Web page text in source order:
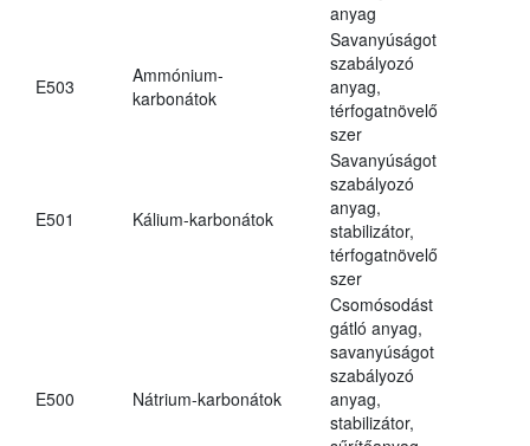
anyag
E503
Ammónium-
karbonátok
Savanyúságot
szabályozó
anyag,
térfogatnövelő
szer
E501 Kálium-karbonátok
Savanyúságot
szabályozó
anyag,
stabilizátor,
térfogatnövelő
szer
E500 Nátrium-karbonátok
Csomósodást
gátló anyag,
savanyúságot
szabályozó
anyag,
stabilizátor,